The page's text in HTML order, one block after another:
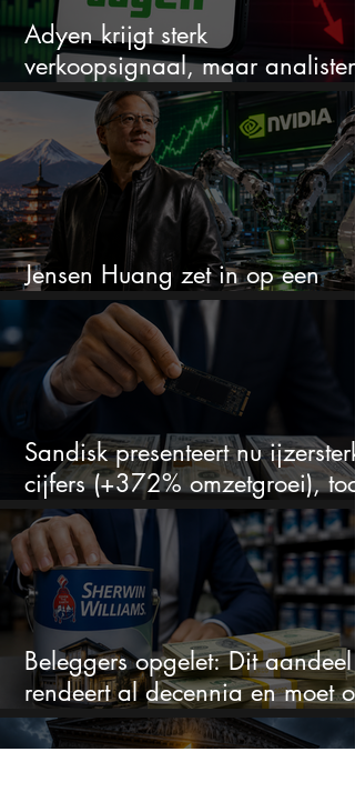
Adyen krijgt sterk
verkoopsignaal, maar analisten
zien juist een koopkans
Jensen Huang zet in op een
aandeel dat bijna niemand kent
Sandisk presenteert nu
cijfers (+372% omzetgroei), toch
zakt het aandeel weg
Beleggers opgelet: Dit aandeel
rendeert al decennia en moet op
je watchlist staan!